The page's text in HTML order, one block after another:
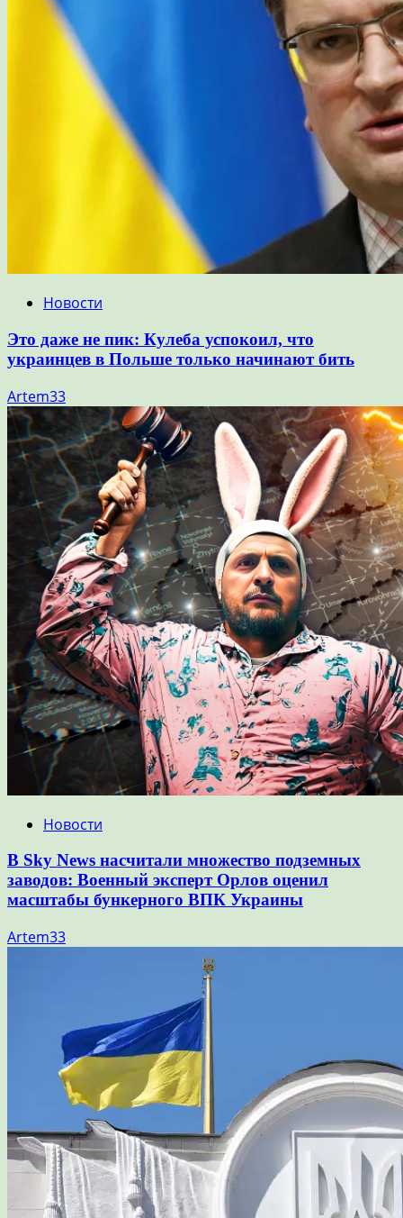
Новости
Это даже не пик: Кулеба успокоил, что
украинцев в Польше только начинают бить
Artem33
Новости
В Sky News насчитали множество подземных
заводов: Военный эксперт Орлов оценил
масштабы бункерного ВПК Украины
Artem33